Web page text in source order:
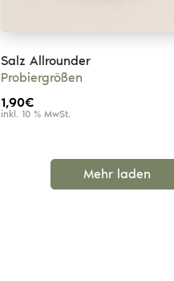
Salz Allrounder
Probiergrößen
1,90€
inkl. 10 % MwSt.
Mehr laden